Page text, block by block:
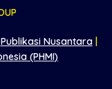
Publikasi Nusantara|
(PHMI)